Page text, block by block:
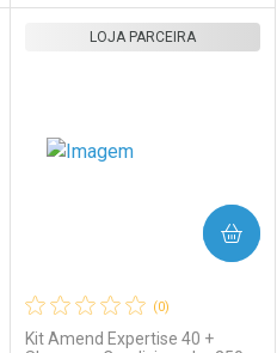
(0)
Kit Amend Expertise 40 +
LOJA PARCEIRA
COMPRAR